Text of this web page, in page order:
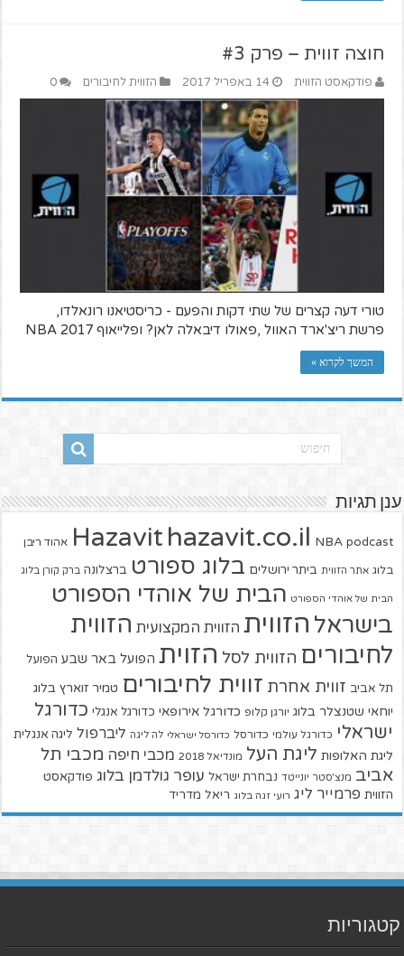
חוצה זווית – פרק #3
פודקאסט הזווית 14 באפריל 2017 הזווית לחיבורים 0
טורי דעה קצרים של שתי דקות והפעם - כריסטיאנו רונאלדו,
פרשת ריצ'ארד האוול ,פאולו דיבאלה לאן? ופלייאוף NBA 2017
המשך לקרוא »
ענן תגיות
Hazavit hazavit.co.il NBA podcast אהוד ריבן
בלוג אתר הזווית ביתר ירושלים בלוג ספורט ברצלונה ברק קורן בלוג
הבית של אוהדי הספורט הבית של אוהדי הספורט
בישראל הזווית הזווית המקצועית הזווית
לחיבורים הזווית לסל הזוית הפועל באר שבע הפועל
תל אביב זווית אחרת זווית לחיבורים טמיר זוארץ בלוג
יוחאי שטנצלר בלוג יורגן קלופ כדורגל אירופאי כדורגל אנגלי כדורגל
ישראלי כדורגל עולמי כדורסל כדורסל ישראלי לה ליגה ליברפול ליגה אנגלית
ליגת האלופות ליגת העל מונדיאל 2018 מכבי חיפה מכבי תל
אביב מנצ'סטר יונייטד נבחרת ישראל עופר גולדמן בלוג פודקאסט
הזווית פרמייר ליג רועי זגה בלוג ריאל מדריד
קטגוריות